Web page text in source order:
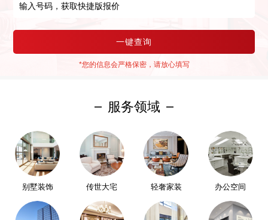
一键查询
*您的信息会严格保密，请放心填写
服务领域
别墅装饰 传世大宅 轻奢家装 办公空间